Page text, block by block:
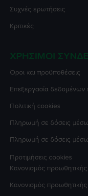
Συχνές ερωτήσεις
Κριτικές
ΧΡΉΣΙΜΟΙ
Όροι και προϋποθέσεις
Επεξεργασία
Πολιτική cookies
Πληρωμή σε δόσεις
Πληρωμή σε δόσεις
Προτιμήσεις cookies
Κανονισμός προωθητικής
Κανονισμός προωθητικής